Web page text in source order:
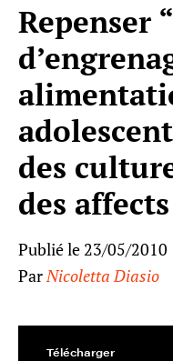
Repenser
des
des affects
Publié le 23/05/2010
ParNicoletta Diasio
Télécharger